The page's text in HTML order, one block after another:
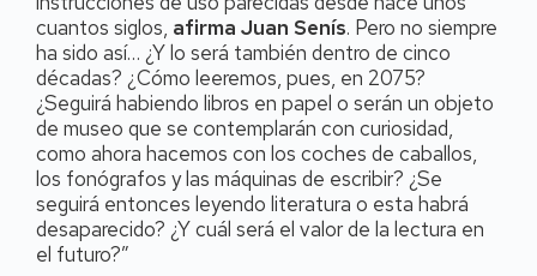
cuantos siglos, afirma Juan Senís. Pero no siempre
ha sido así… ¿Y lo será también dentro de cinco
décadas? ¿Cómo leeremos, pues, en 2075?
¿Seguirá habiendo libros en papel o serán un objeto
de museo que se contemplarán con curiosidad,
como ahora hacemos con los coches de caballos,
los fonógrafos y las máquinas de escribir? ¿Se
seguirá entonces leyendo literatura o esta habrá
desaparecido? ¿Y cuál será el valor de la lectura en
el futuro?”